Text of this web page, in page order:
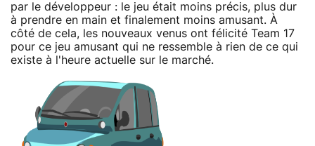
par le développeur : le jeu était moins précis, plus dur
à prendre en main et finalement moins amusant. À
côté de cela, les nouveaux venus ont félicité Team 17
pour ce jeu amusant qui ne ressemble à rien de ce qui
existe à l'heure actuelle sur le marché.